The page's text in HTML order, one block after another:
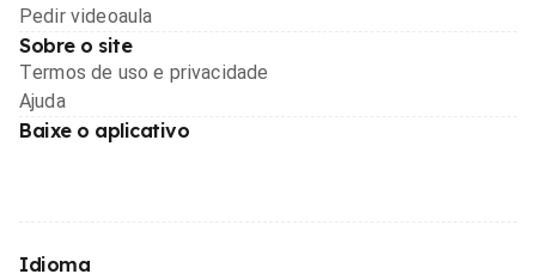
Pedir videoaula
Sobre o site
Termos de uso e privacidade
Ajuda
Baixe o aplicativo
Idioma